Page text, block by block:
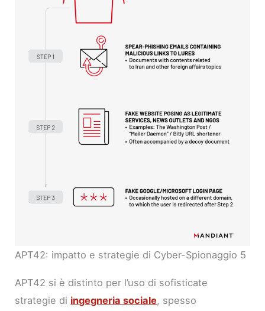
APT42: impatto e strategie di Cyber-Spionaggio 5
APT42 si è distinto per l’uso di sofisticate
strategie di ingegneria sociale, spesso